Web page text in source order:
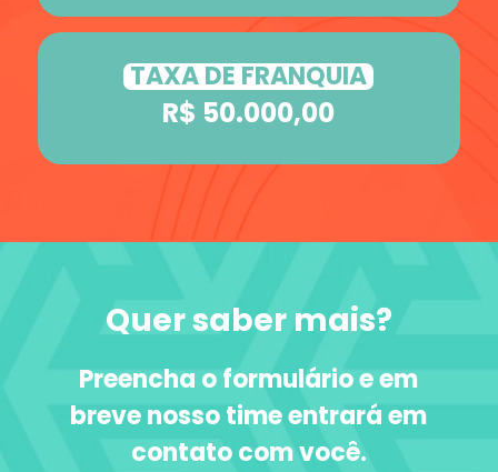
TAXA DE FRANQUIA
R$ 50.000,00
Quer saber mais?
Preencha o formulário e em
breve nosso time entrará em
contato com você.